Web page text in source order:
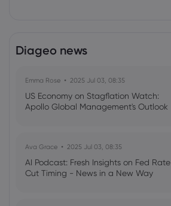
Diageo news
Emma Rose 2025 Jul 03, 08:35
US Economy on Stagflation Watch:
Apollo Global Management's Outlook
Ava Grace 2025 Jul 03, 08:35
AI Podcast: Fresh Insights on Fed Rate
Cut Timing - News in a New Way